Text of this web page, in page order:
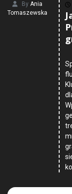
By Ania
Tomaszewska